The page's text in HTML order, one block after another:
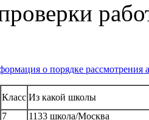
о порядке рассмотрения
Класс Из какой школы
7
1133 школа/Москва